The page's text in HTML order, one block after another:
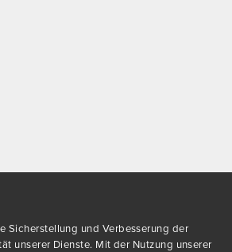
Sicherstellung und Verbesserung der
unserer Dienste. Mit der Nutzung unserer